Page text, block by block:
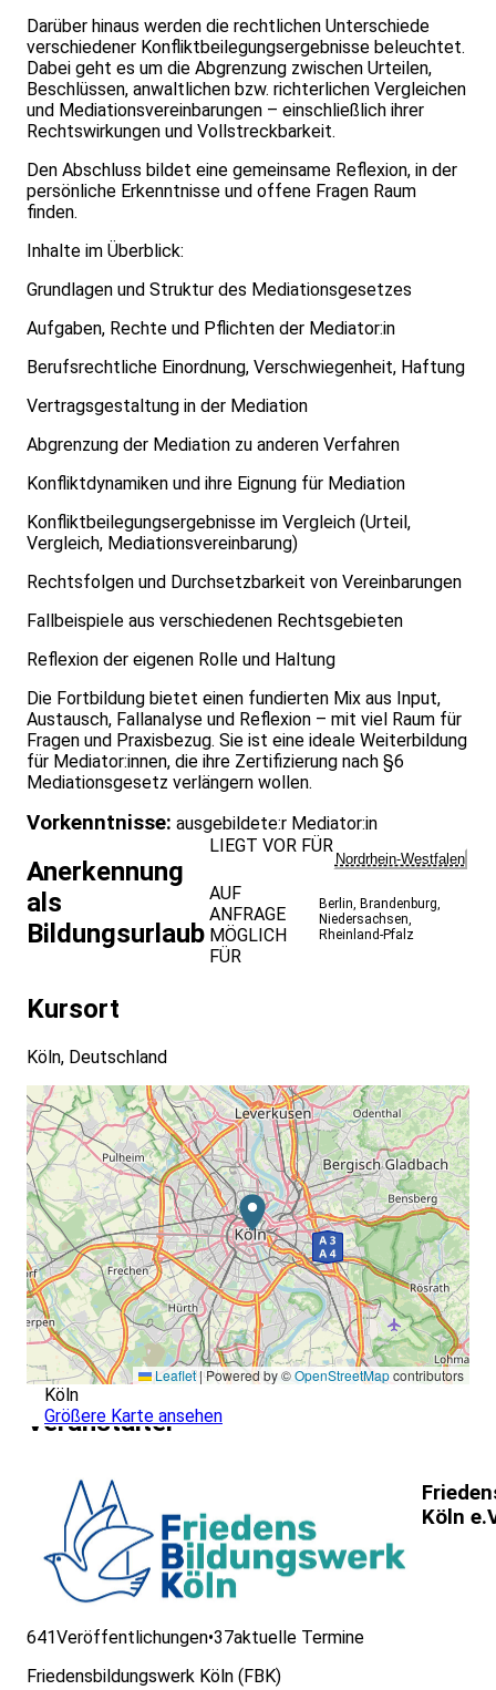
Darüber hinaus werden die rechtlichen Unterschiede
verschiedener Konfliktbeilegungsergebnisse beleuchtet.
Dabei geht es um die Abgrenzung zwischen Urteilen,
Beschlüssen, anwaltlichen bzw. richterlichen Vergleichen
und Mediationsvereinbarungen – einschließlich ihrer
Rechtswirkungen und Vollstreckbarkeit.
Den Abschluss bildet eine gemeinsame Reflexion, in der
persönliche Erkenntnisse und offene Fragen Raum
finden.
Inhalte im Überblick:
Grundlagen und Struktur des Mediationsgesetzes
Aufgaben, Rechte und Pflichten der Mediator:in
Berufsrechtliche Einordnung, Verschwiegenheit, Haftung
Vertragsgestaltung in der Mediation
Abgrenzung der Mediation zu anderen Verfahren
Konfliktdynamiken und ihre Eignung für Mediation
Konfliktbeilegungsergebnisse im Vergleich (Urteil,
Vergleich, Mediationsvereinbarung)
Rechtsfolgen und Durchsetzbarkeit von Vereinbarungen
Fallbeispiele aus verschiedenen Rechtsgebieten
Reflexion der eigenen Rolle und Haltung
Die Fortbildung bietet einen fundierten Mix aus Input,
Austausch, Fallanalyse und Reflexion – mit viel Raum für
Fragen und Praxisbezug. Sie ist eine ideale Weiterbildung
für Mediator:innen, die ihre Zertifizierung nach §6
Mediationsgesetz verlängern wollen.
Vorkenntnisse: ausgebildete:r Mediator:in
Anerkennung
als
Bildungsurlaub
LIEGT VOR FÜR
Nordrhein-Westfalen
AUF
ANFRAGE
MÖGLICH
FÜR
Berlin ,Brandenburg
Niedersachsen
Rheinland-Pfalz
Kursort
Köln, Deutschland
Leaflet|Powered by ©OpenStreetMapcontributors
Köln
Größere Karte ansehen
Veranstalter
Köln
641Veröffentlichungen•37aktuelle Termine
Friedensbildungswerk Köln (FBK)